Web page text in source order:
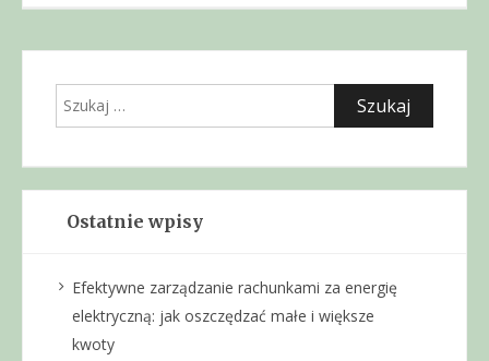
Szukaj:
Ostatnie wpisy
Efektywne zarządzanie rachunkami za energię
elektryczną: jak oszczędzać małe i większe
kwoty